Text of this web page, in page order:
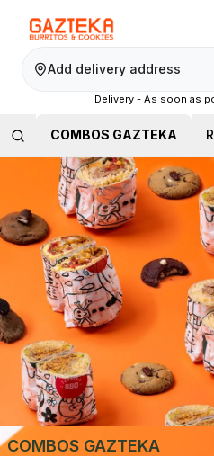
Add delivery address
Delivery - As soon as
COMBOS GAZTEKA
COMBOS GAZTEKA